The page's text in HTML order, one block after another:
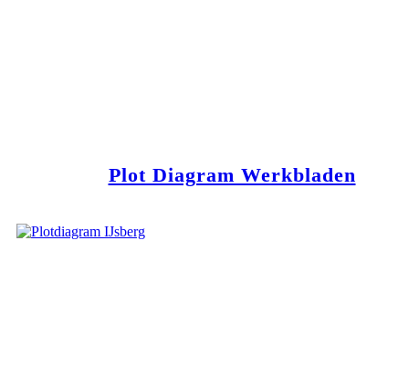
Plot Diagram Werkbladen